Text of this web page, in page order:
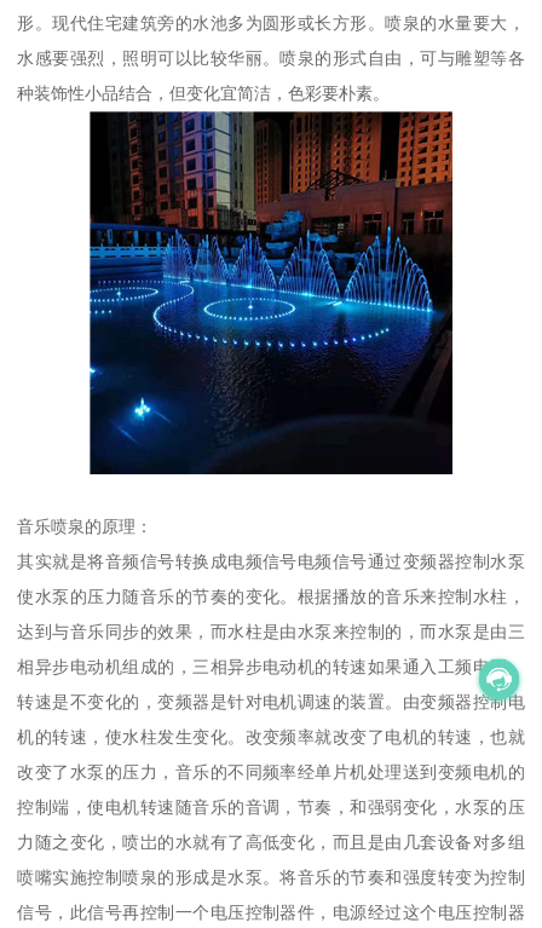
形。现代住宅建筑旁的水池多为圆形或长方形。喷泉的水量要大，
水感要强烈，照明可以比较华丽。喷泉的形式自由，可与雕塑等各
种装饰性小品结合，但变化宜简洁，色彩要朴素。
音乐喷泉的原理：
其实就是将音频信号转换成电频信号电频信号通过变频器控制水泵
使水泵的压力随音乐的节奏的变化。根据播放的音乐来控制水柱，
达到与音乐同步的效果，而水柱是由水泵来控制的，而水泵是由三
相异步电动机组成的，三相异步电动机的转速如果通入工频电源，
转速是不变化的，变频器是针对电机调速的装置。由变频器控制电
机的转速，使水柱发生变化。改变频率就改变了电机的转速，也就
改变了水泵的压力，音乐的不同频率经单片机处理送到变频电机的
控制端，使电机转速随音乐的音调，节奏，和强弱变化，水泵的压
力随之变化，喷岀的水就有了高低变化，而且是由几套设备对多组
喷嘴实施控制喷泉的形成是水泵。将音乐的节奏和强度转变为控制
信号，此信号再控制一个电压控制器件，电源经过这个电压控制器